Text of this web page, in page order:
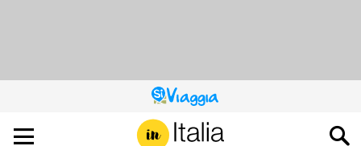
QUESTO
SITO
CONTRIBUISCE
ALL’AUDIENCE
DI